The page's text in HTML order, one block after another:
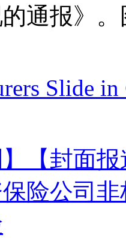
通报》
Slide
】【封面
险公司